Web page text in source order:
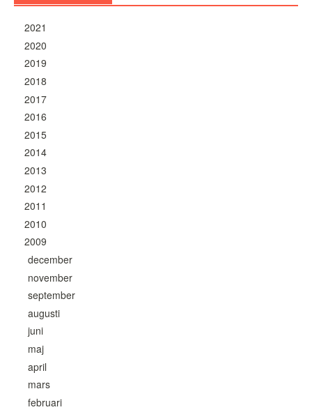
2021
2020
2019
2018
2017
2016
2015
2014
2013
2012
2011
2010
2009
december
november
september
augusti
juni
maj
april
mars
februari